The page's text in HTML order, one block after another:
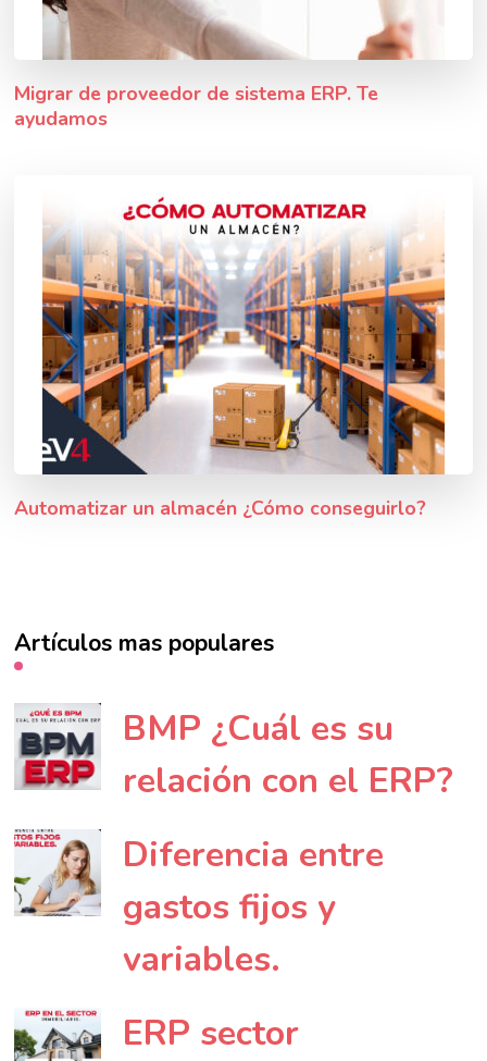
Migrar de proveedor de sistema ERP. Te
ayudamos
Automatizar un almacén ¿Cómo conseguirlo?
Artículos mas populares
BMP ¿Cuál es su
relación con el ERP?
Diferencia entre
gastos fijos y
variables.
ERP sector